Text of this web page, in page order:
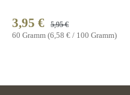
60 Gramm (6,58 € / 100 Gramm)
Verkaufspreis:
3,95 € Regulärer Preis:
5,95 €